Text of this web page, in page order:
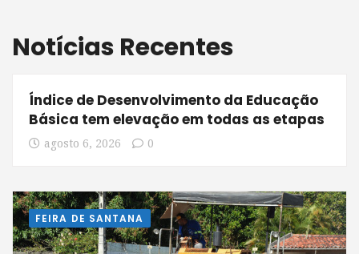
Notícias Recentes
Índice de Desenvolvimento da Educação
Básica tem elevação em todas as etapas
agosto 6, 2026 0
FEIRA DE SANTANA